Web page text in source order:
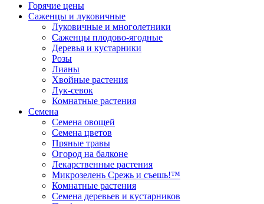
Горячие цены
Саженцы и луковичные
Луковичные и многолетники
Саженцы плодово-ягодные
Деревья и кустарники
Розы
Лианы
Хвойные растения
Лук-севок
Комнатные растения
Семена
Семена овощей
Семена цветов
Пряные травы
Огород на балконе
Лекарственные растения
Микрозелень Срежь и съешь!™
Комнатные растения
Семена деревьев и кустарников